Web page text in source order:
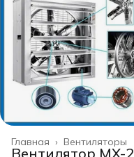
Вентиляторы
Главная ›
Вентилятор MX-